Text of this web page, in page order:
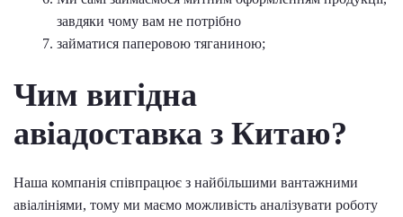
завдяки чому вам не потрібно
займатися паперовою тяганиною;
Чим вигідна
авіадоставка з Китаю?
Наша компанія співпрацює з найбільшими вантажними
авіалініями, тому ми маємо можливість аналізувати роботу